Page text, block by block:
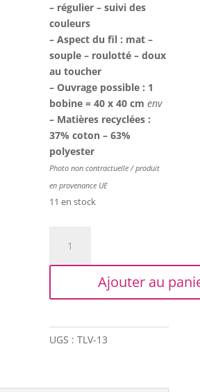
– régulier – suivi des
couleurs
– Aspect du fil : mat –
souple – roulotté – doux
au toucher
– Ouvrage possible : 1
bobine = 40 x 40 cmenv
– Matières recyclées :
37% coton – 63%
polyester
Photo non contractuelle / produit
en provenance UE
11 en stock
Trapilho
-
Ajouter au
UGS :TLV-13